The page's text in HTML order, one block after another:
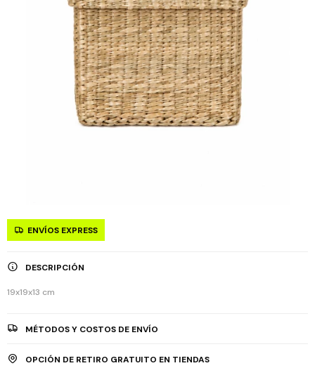
ENVÍOS EXPRESS
DESCRIPCIÓN
19x19x13 cm
MÉTODOS Y COSTOS DE ENVÍO
OPCIÓN DE RETIRO GRATUITO EN TIENDAS